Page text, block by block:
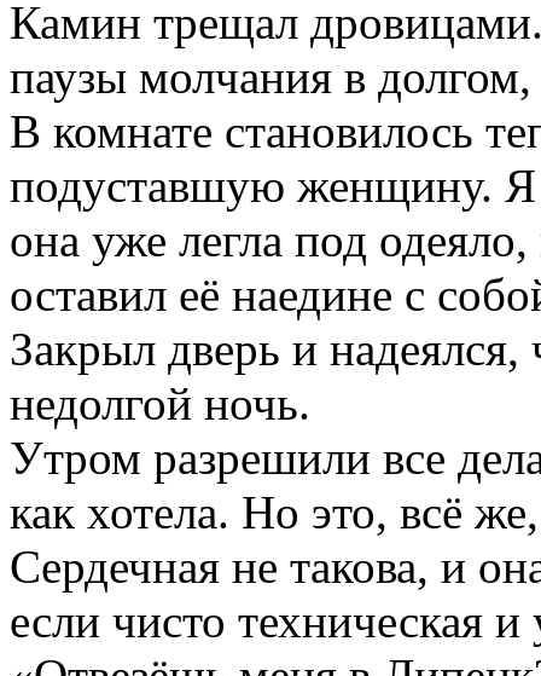
Камин трещал
паузы молчания в
В комнате становилось
подуставшую женщину. Я
она уже легла под
оставил её наедине с
Закрыл дверь и
недолгой ночь.
Утром разрешили все
как хотела. Но это, всё
Сердечная не такова, и
если чисто техническая